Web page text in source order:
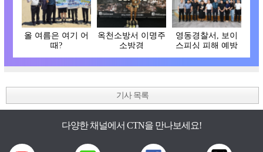
올 여름은 여기 어
때?
옥천소방서 이명주
소방경
영동경찰서, 보이
스피싱 피해 예방
간담회
기사 목록
다양한 채널에서 CTN을 만나보세요!